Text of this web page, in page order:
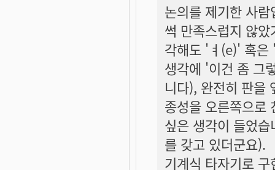
논의를 제기한 사
썩 만족스럽지 않
각해도 'ㅕ(e)' 혹은
생각에 '이건 좀 그
니다), 완전히 판을
종성을 오른쪽으로
싶은 생각이 들었
를 갖고 있더군요).
기계식 타자기로